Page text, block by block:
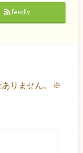
feedly
りません。
※